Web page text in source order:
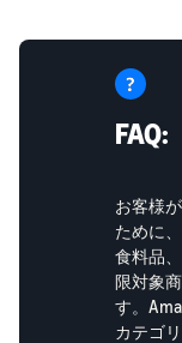
FAQ:
お客様
ために
食料品
限対象
す。
カテゴ